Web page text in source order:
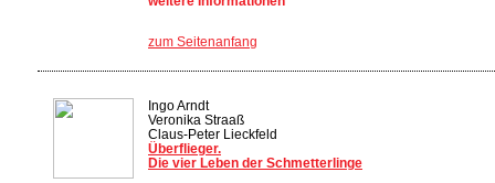
zum Seitenanfang
Ingo Arndt
Veronika Straaß
Claus-Peter Lieckfeld
Überflieger.
Die vier Leben der Schmetterlinge